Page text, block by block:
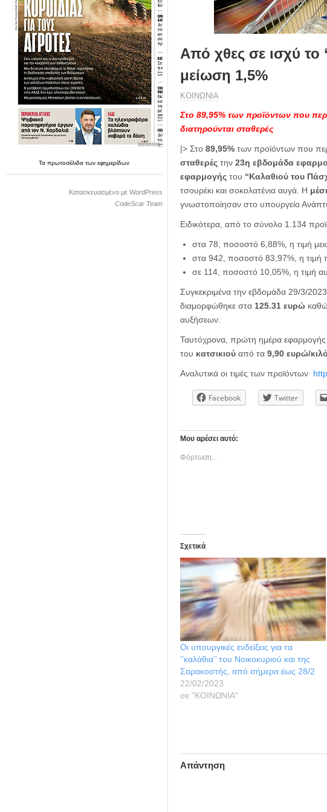
Ταπρωτοσέλιδατωνεφημερίδων
Κατασκευασμένο με WordPress
CodeScar Team
Από χθες σε ισχύ το
μείωση 1,5%
ΚΟΙΝΩΝΙΑ
Στο 89,95% των προϊόντων που
διατηρούνται σταθερές
|> Στο 89,95%των προϊόντων που
σταθερέςτην 23η εβδομάδα
εφαρμογής του “Καλαθιού του
τσουρέκι και σοκολατένια αυγά. Η
γνωστοποίησαν στο υπουργείο
Ειδικότερα, από το σύνολο 1.134
στα 78, ποσοστό 6,88%, η τιμή
στα 942, ποσοστό 83,97%, η τιμή
σε 114, ποσοστό 10,05%, η τιμή
Συγκεκριμένα την εβδομάδα 29/3/
διαμορφώθηκε στα 125.31 ευρώ
αυξήσεων.
Ταυτόχρονα, πρώτη ημέρα εφαρμογής
του κατσικιούαπό τα 9,90 ευρώ/
Αναλυτικά οι τιμές των προϊόντων
Facebook Twitter
Μου αρέσει αυτό:
Φόρτωση...
Σχετικά
Οι υπουργικές ενδείξεις για τα
‘’καλάθια’’ του Νοικοκυριού και της
Σαρακοστής, από σήμερα έως 28/2
22/02/2023
σε "ΚΟΙΝΩΝΙΑ"
Απάντηση